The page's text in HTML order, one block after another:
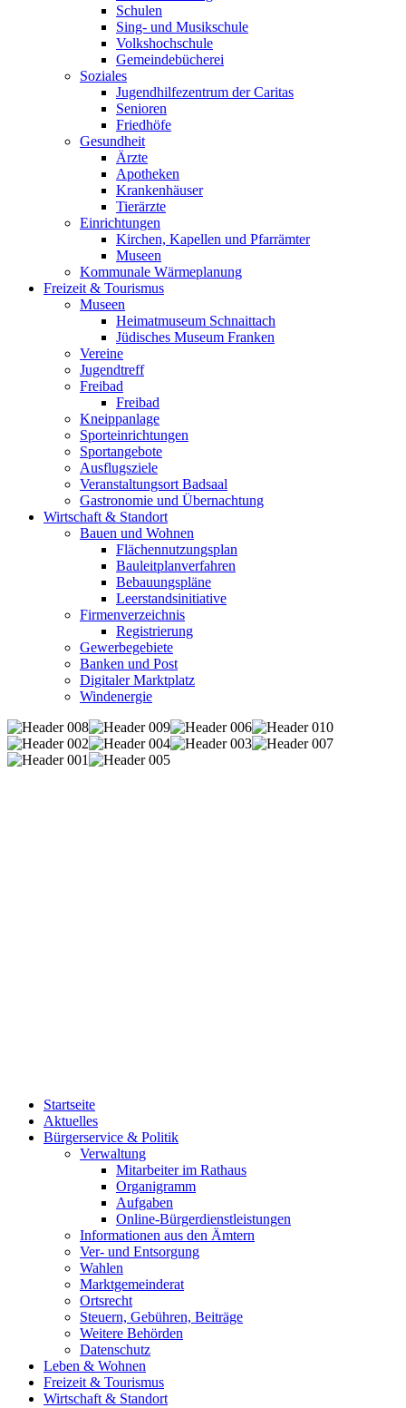
Schulen
Sing- und Musikschule
Volkshochschule
Gemeindebücherei
Soziales
Jugendhilfezentrum der Caritas
Senioren
Friedhöfe
Gesundheit
Ärzte
Apotheken
Krankenhäuser
Tierärzte
Einrichtungen
Kirchen, Kapellen und Pfarrämter
Museen
Kommunale Wärmeplanung
Freizeit & Tourismus
Museen
Heimatmuseum Schnaittach
Jüdisches Museum Franken
Vereine
Jugendtreff
Freibad
Freibad
Kneippanlage
Sporteinrichtungen
Sportangebote
Ausflugsziele
Veranstaltungsort Badsaal
Gastronomie und Übernachtung
Wirtschaft & Standort
Bauen und Wohnen
Flächennutzungsplan
Bauleitplanverfahren
Bebauungspläne
Leerstandsinitiative
Firmenverzeichnis
Registrierung
Gewerbegebiete
Banken und Post
Digitaler Marktplatz
Windenergie
Startseite
Aktuelles
Bürgerservice & Politik
Verwaltung
Mitarbeiter im Rathaus
Organigramm
Aufgaben
Online-Bürgerdienstleistungen
Informationen aus den Ämtern
Ver- und Entsorgung
Wahlen
Marktgemeinderat
Ortsrecht
Steuern, Gebühren, Beiträge
Weitere Behörden
Datenschutz
Leben & Wohnen
Freizeit & Tourismus
Wirtschaft & Standort